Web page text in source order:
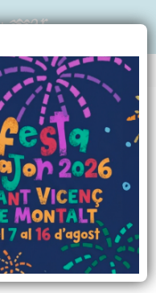
tot tipus de
pedalades,
motos i bicis.